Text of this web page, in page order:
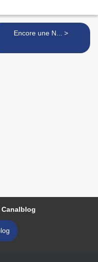
Encore une N... >